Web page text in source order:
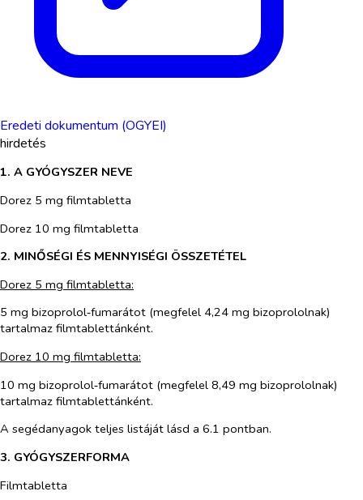
Eredeti dokumentum (OGYEI)
hirdetés
1. A GYÓGYSZER NEVE
Dorez 5 mg filmtabletta
Dorez 10 mg filmtabletta
2. MINŐSÉGI ÉS MENNYISÉGI ÖSSZETÉTEL
Dorez 5 mg filmtabletta:
5 mg bizoprolol‑fumarátot (megfelel 4,24 mg bizoprololnak)
tartalmaz filmtablettánként.
Dorez 10 mg filmtabletta:
10 mg bizoprolol‑fumarátot (megfelel 8,49 mg bizoprololnak)
tartalmaz filmtablettánként.
A segédanyagok teljes listáját lásd a 6.1 pontban.
3. GYÓGYSZERFORMA
Filmtabletta